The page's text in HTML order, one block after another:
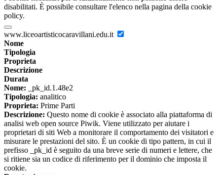
disabilitati. È possibile consultare l'elenco nella pagina della cookie
policy.
www.liceoartisticocaravillani.edu.it
Nome
Tipologia
Proprieta
Descrizione
Durata
Nome: _pk_id.1.48e2
Tipologia: analitico
Proprieta: Prime Parti
Descrizione: Questo nome di cookie è associato alla piattaforma di
analisi web open source Piwik. Viene utilizzato per aiutare i
proprietari di siti Web a monitorare il comportamento dei visitatori e
misurare le prestazioni del sito. È un cookie di tipo pattern, in cui il
prefisso _pk_id è seguito da una breve serie di numeri e lettere, che
si ritiene sia un codice di riferimento per il dominio che imposta il
cookie.